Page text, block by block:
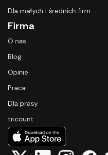
Dla małych i średnich firm
Firma
O nas
Blog
Opinie
Praca
Dla prasy
tricount